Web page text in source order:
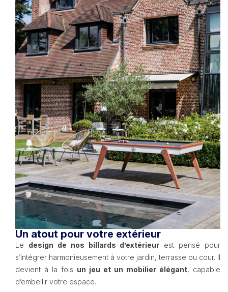
Un atout pour votre extérieur
Le design de nos billards d’extérieur est pensé pour
s’intégrer harmonieusement à votre jardin, terrasse ou cour. Il
devient à la fois un jeu et un mobilier élégant, capable
d’embellir votre espace.